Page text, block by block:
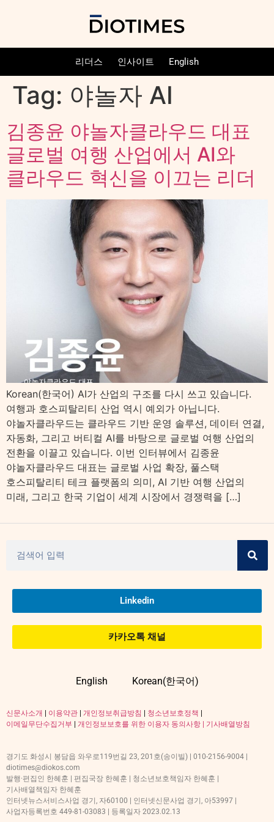
리더스 인사이트 English
Tag: 야놀자 AI
김종윤 야놀자클라우드 대표
글로벌 여행 산업에서 AI와
클라우드 혁신을 이끄는 리더
Korean(한국어) AI가 산업의 구조를 다시 쓰고 있습니다.
여행과 호스피탈리티 산업 역시 예외가 아닙니다.
야놀자클라우드는 클라우드 기반 운영 솔루션, 데이터 연결,
자동화, 그리고 버티컬 AI를 바탕으로 글로벌 여행 산업의
전환을 이끌고 있습니다. 이번 인터뷰에서 김종윤
야놀자클라우드 대표는 글로벌 사업 확장, 풀스택
호스피탈리티 테크 플랫폼의 의미, AI 기반 여행 산업의
미래, 그리고 한국 기업이 세계 시장에서 경쟁력을 […]
Linkedin
카카오톡 채널
English Korean(한국어)
신문사소개 이용약관 개인정보취급방침 청소년보호정책
이메일무단수집거부
개인정보보호를 위한 이용자 동의사항 | 기사배열방침
경기도 화성시 봉담읍 와우로119번길 23, 201호(송이빌) | 010-2156-9004 |
diotimes@diokos.com
발행·편집인 한혜훈 | 편집국장 한혜훈 | 청소년보호책임자 한혜훈 |
기사배열책임자 한혜훈
인터넷뉴스서비스사업 경기, 자60100 | 인터넷신문사업 경기, 아53997 |
사업자등록번호 449-81-03083 | 등록일자 2023.02.13